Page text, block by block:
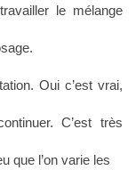
le mélange
Oui c’est vrai,
C’est très
que l’on varie les